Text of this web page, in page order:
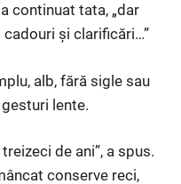
continuat tata, „dar
și clarificări…”
alb, fără sigle sau
lente.
de ani”, a spus.
conserve reci,